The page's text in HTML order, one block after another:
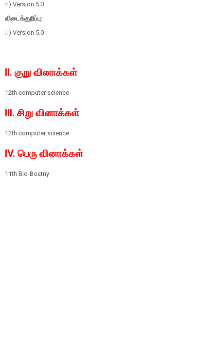
ஈ) Version 5.0
விடைக்குறிப்பு:
ஈ) Version 5.0
II. குறு வினாக்கள்
12th computer science
III. சிறு வினாக்கள்
12th computer science
IV. பெரு வினாக்கள்
11th Bio-Boatny